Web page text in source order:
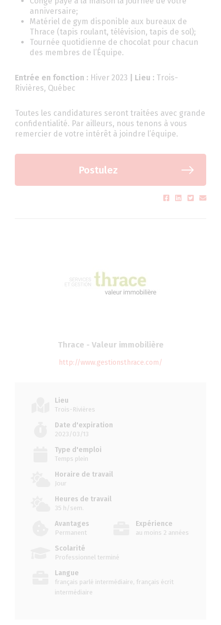
anniversaire;
Matériel de gym disponible aux bureaux de
Thrace (tapis roulant, télévision, tapis de sol);
Tournée quotidienne de chocolat pour chacun
des membres de l’Équipe.
Entrée en fonction : Hiver 2023 | Lieu : Trois-
Rivières, Québec
Toutes les candidatures seront traitées avec grande
confidentialité. Par ailleurs, nous tenons à vous
remercier de votre intérêt à joindre l’équipe.
Postulez
Thrace - Valeur immobilière
http://www.gestionsthrace.com/
Lieu
Trois-Rivières
Date d'expiration
2023/03/13
Type d'emploi
Temps plein
Horaire de travail
Jour
Heures de travail
35 h/sem.
Avantages
Permanent
Expérience
au moins 2 années
Scolarité
Professionnel terminé
Langue
français parlé intermédiaire, français écrit
intermédiaire